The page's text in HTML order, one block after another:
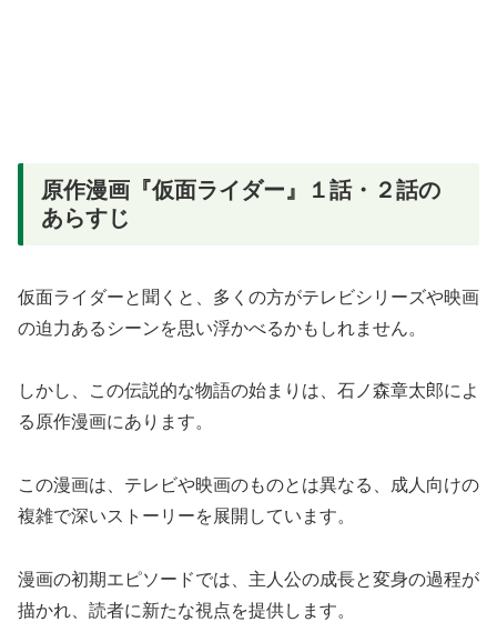
原作漫画『仮面ライダー』１話・２話の
あらすじ
仮面ライダーと聞くと、多くの方がテレビシリーズや映画
の迫力あるシーンを思い浮かべるかもしれません。
しかし、この伝説的な物語の始まりは、石ノ森章太郎によ
る原作漫画にあります。
この漫画は、テレビや映画のものとは異なる、成人向けの
複雑で深いストーリーを展開しています。
漫画の初期エピソードでは、主人公の成長と変身の過程が
描かれ、読者に新たな視点を提供します。